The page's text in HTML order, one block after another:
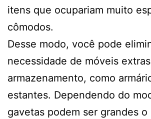
itens que ocupariam muito
cômodos.
Desse modo, você pode
necessidade de móveis
armazenamento, como
estantes. Dependendo do
gavetas podem ser grandes